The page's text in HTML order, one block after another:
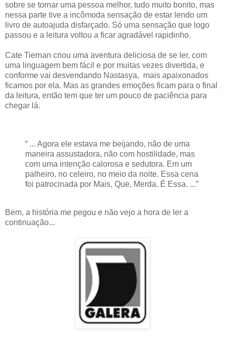
sobre se tornar uma pessoa melhor, tudo muito bonito, mas
nessa parte tive a incômoda sensação de estar lendo um
livro de autoajuda disfarçado. Só uma sensação que logo
passou e a leitura voltou a ficar agradável rapidinho.
Cate Tiernan criou uma aventura deliciosa de se ler, com
uma linguagem bem fácil e por muitas vezes divertida, e
conforme vai desvendando Nastasya, mais apaixonados
ficamos por ela. Mas as grandes emoções ficam para o final
da leitura, então tem que ter um pouco de paciência para
chegar lá.
“ ... Agora ele estava me beijando, não de uma
maneira assustadora, não com hostilidade, mas
com uma intenção calorosa e sedutora. Em um
palheiro, no celeiro, no meio da noite. Essa cena
foi patrocinada por Mais, Que, Merda. É Essa. ...”
Bem, a história me pegou e não vejo a hora de ler a
continuação...